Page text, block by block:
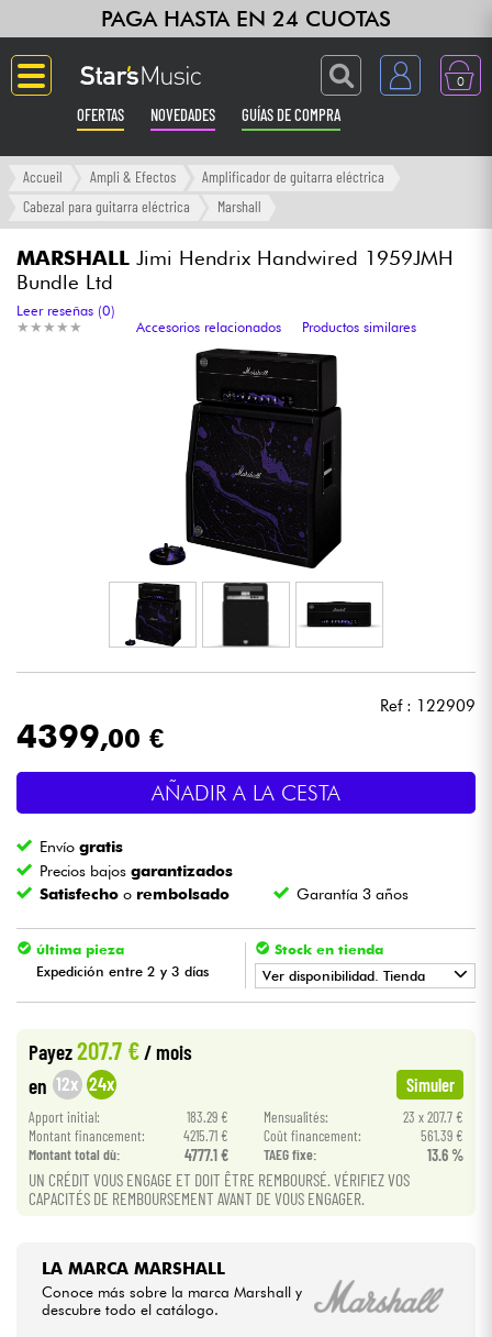
PAGA HASTA EN 24 CUOTAS
0
OFERTAS NOVEDADES GUÍAS DE COMPRA
Langue
Ampli & Efectos
Sintetizadores & samplers
Luces
Batería y percusión
Vientos
Niños
Cables & Acces.
HiFi
Bundle
Ver nuestras marcas
Accueil Ampli & Efectos
Amplificador de guitarra eléctrica
Cabezal para guitarra eléctrica
Marshall
MARSHALL Jimi Hendrix Handwired 1959JMH
Bundle Ltd
★ ★ ★ ★ ★
★ ★ ★ ★ ★
Leer reseñas (0)
Accesorios relacionados
Productos similares
Ref : 122909
4399,00 €
AÑADIR A LA CESTA
Envíogratis
Precios bajosgarantizados
Satisfecho o rembolsado Garantía 3 años
última pieza
Expedición entre 2 y 3 días
Stock en tienda
Ver disponibilidad. Tienda
Payez207.7 € / mois
en 12x 24x Simuler
Apport initial: 183.29 € Mensualités:
23 x 207.7 €
Montant financement:
4215.71 € Coût financement:
561.39 €
Montant total dù:
4777.1 € TAEG fixe: 13.6 %
UN CRÉDIT VOUS ENGAGE ET DOIT ÊTRE REMBOURSÉ. VÉRIFIEZ VOS
CAPACITÉS DE REMBOURSEMENT AVANT DE VOUS ENGAGER.
LA MARCA MARSHALL
Conoce más sobre la marca Marshall y
descubre todo el catálogo.